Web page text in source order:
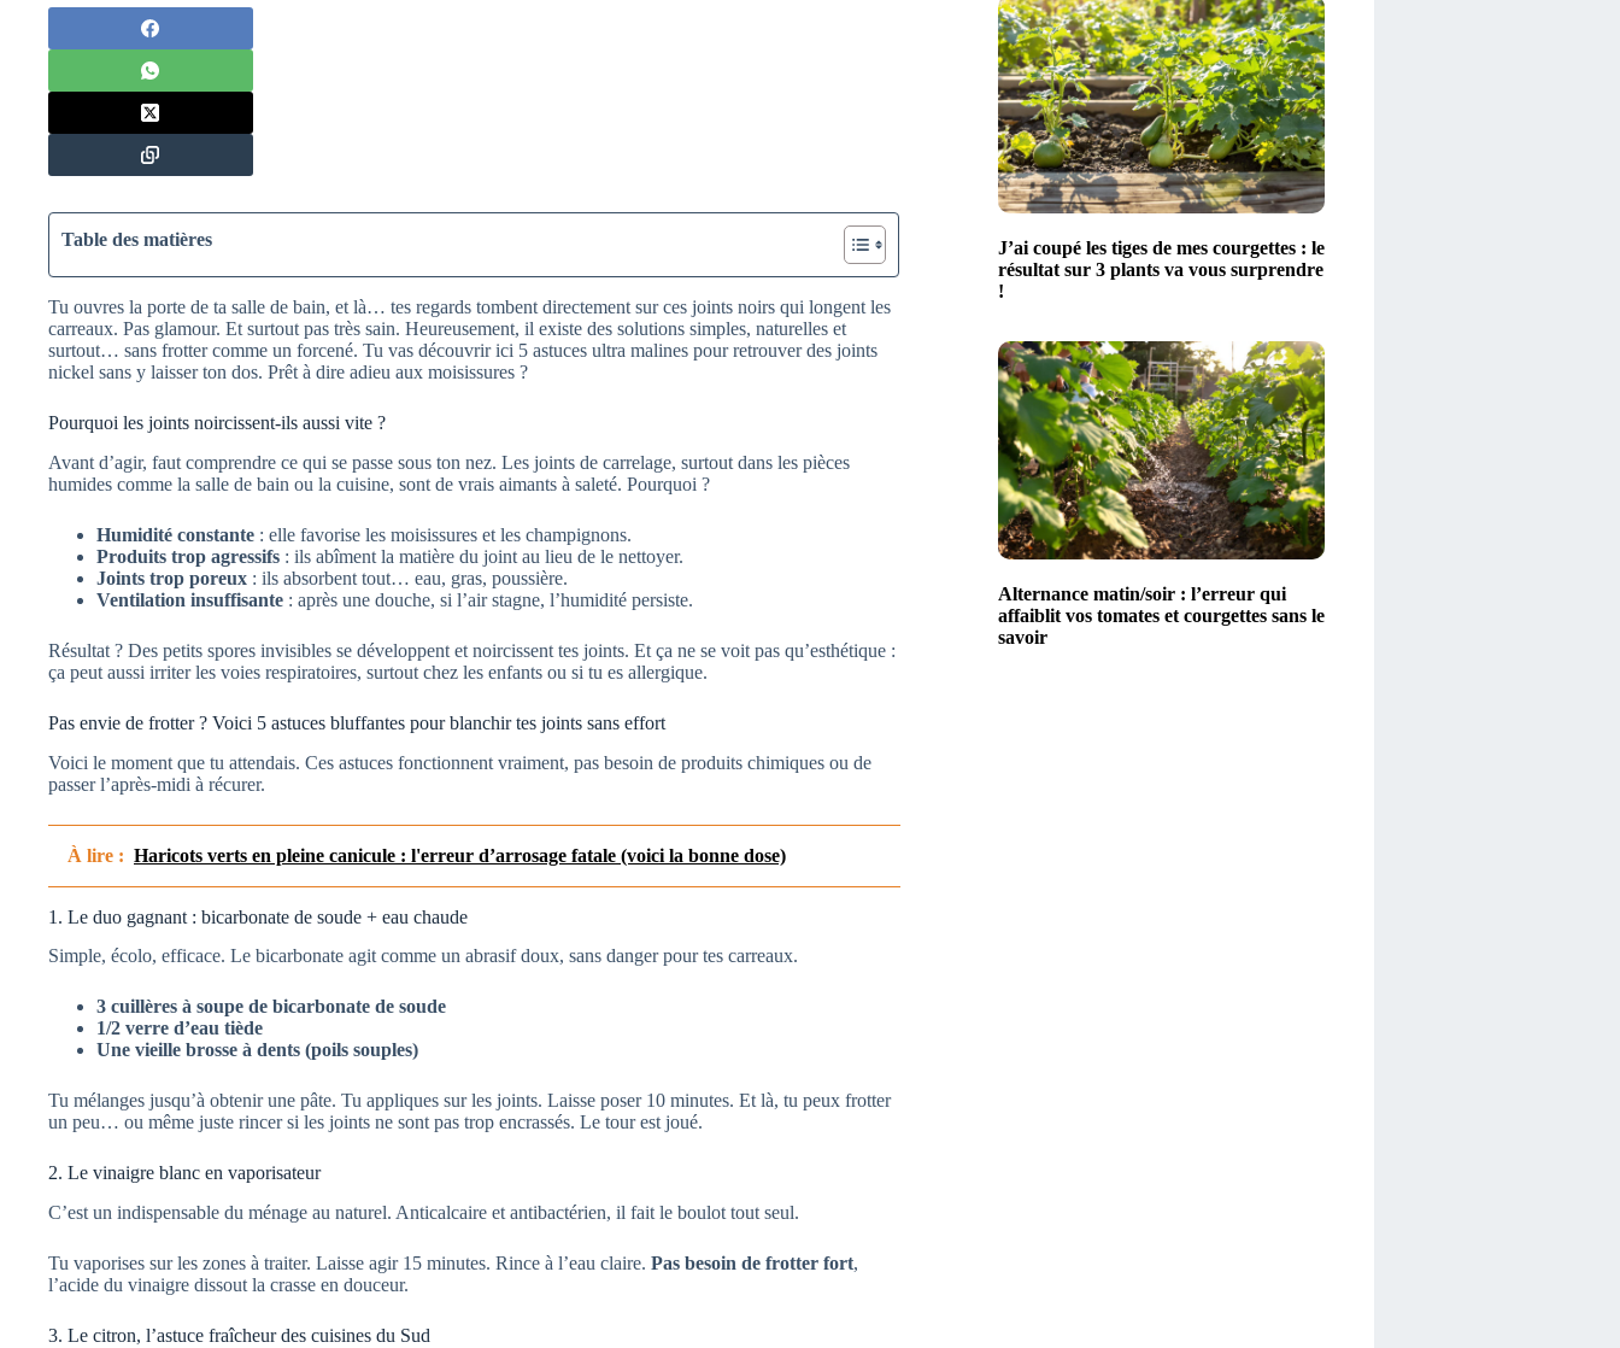
Table des matières
Tu ouvres la porte de ta salle de bain, et là… tes regards tombent directement sur ces joints noirs qui longent les
carreaux. Pas glamour. Et surtout pas très sain. Heureusement, il existe des solutions simples, naturelles et
surtout… sans frotter comme un forcené. Tu vas découvrir ici 5 astuces ultra malines pour retrouver des joints
nickel sans y laisser ton dos. Prêt à dire adieu aux moisissures ?
Pourquoi les joints noircissent-ils aussi vite ?
Avant d’agir, faut comprendre ce qui se passe sous ton nez. Les joints de carrelage, surtout dans les pièces
humides comme la salle de bain ou la cuisine, sont de vrais aimants à saleté. Pourquoi ?
Humidité constante : elle favorise les moisissures et les champignons.
Produits trop agressifs : ils abîment la matière du joint au lieu de le nettoyer.
Joints trop poreux : ils absorbent tout… eau, gras, poussière.
Ventilation insuffisante : après une douche, si l’air stagne, l’humidité persiste.
Résultat ? Des petits spores invisibles se développent et noircissent tes joints. Et ça ne se voit pas qu’esthétique :
ça peut aussi irriter les voies respiratoires, surtout chez les enfants ou si tu es allergique.
Pas envie de frotter ? Voici 5 astuces bluffantes pour blanchir tes joints sans effort
Voici le moment que tu attendais. Ces astuces fonctionnent vraiment, pas besoin de produits chimiques ou de
passer l’après-midi à récurer.
À lire : Haricots verts en pleine canicule : l'erreur d’arrosage fatale (voici la bonne dose)
1. Le duo gagnant : bicarbonate de soude + eau chaude
Simple, écolo, efficace. Le bicarbonate agit comme un abrasif doux, sans danger pour tes carreaux.
3 cuillères à soupe de bicarbonate de soude
1/2 verre d’eau tiède
Une vieille brosse à dents (poils souples)
Tu mélanges jusqu’à obtenir une pâte. Tu appliques sur les joints. Laisse poser 10 minutes. Et là, tu peux frotter
un peu… ou même juste rincer si les joints ne sont pas trop encrassés. Le tour est joué.
2. Le vinaigre blanc en vaporisateur
C’est un indispensable du ménage au naturel. Anticalcaire et antibactérien, il fait le boulot tout seul.
Tu vaporises sur les zones à traiter. Laisse agir 15 minutes. Rince à l’eau claire. Pas besoin de frotter fort,
l’acide du vinaigre dissout la crasse en douceur.
3. Le citron, l’astuce fraîcheur des cuisines du Sud
J’ai coupé les tiges de mes courgettes : le
résultat sur 3 plants va vous surprendre
!
Alternance matin/soir : l’erreur qui
affaiblit vos tomates et courgettes sans le
savoir